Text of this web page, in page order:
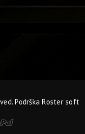
PodrškaRoster soft